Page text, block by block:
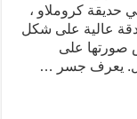
حديقة كروملاو ،
عالية على شكل
صورتها على
يعرف جسر …